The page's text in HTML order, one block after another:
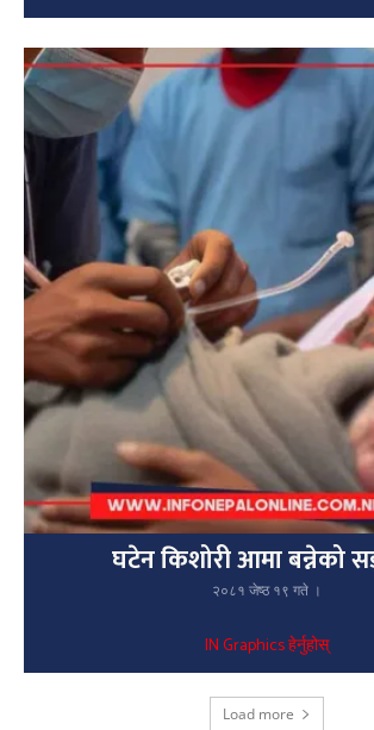
घटेन किशोरी आमा बन्नेको
२०८१ जेष्ठ १९ गते ।
IN Graphics हेर्नुहोस्
Load more